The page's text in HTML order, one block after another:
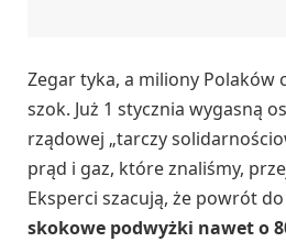
Zegar tyka, a miliony Polaków
szok. Już 1 stycznia wygasną
rządowej „tarczy
prąd i gaz, które znaliśmy,
Eksperci szacują, że powrót
skokowe podwyżki nawet o